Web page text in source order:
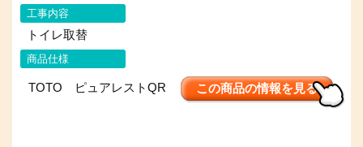
工事内容
トイレ取替
商品仕様
TOTO ピュアレストQR この商品の情報を見る